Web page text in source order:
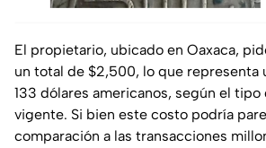
El propietario, ubicado en Oaxaca,
un total de $2,500, lo que representa
133 dólares americanos, según el
vigente. Si bien este costo podría
comparación a las transacciones